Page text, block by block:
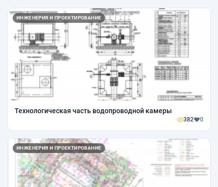
ИНЖЕНЕРИЯ И ПРОЕКТИРОВАНИЕ
Технологическая часть водопроводной камеры
382 0
ИНЖЕНЕРИЯ И ПРОЕКТИРОВАНИЕ